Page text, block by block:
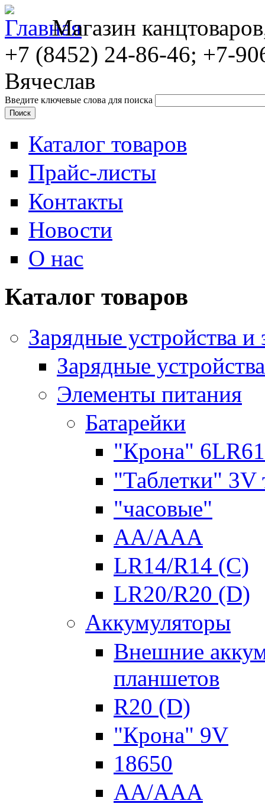
Магазин
+7 (8452) 24-86-46; +7-
Вячеслав
Введите ключевые слова для поиска
Каталог товаров
Прайс-листы
Контакты
Новости
О нас
Каталог товаров
Зарядные устройства
Зарядные устройства
Элементы питания
Батарейки
"Крона"
"Таблетки" 3V
"часовые"
AA/AAA
LR14/R14 (C)
LR20/R20 (D)
Аккумуляторы
Внешние
планшетов
R20 (D)
"Крона" 9V
18650
AA/AAA